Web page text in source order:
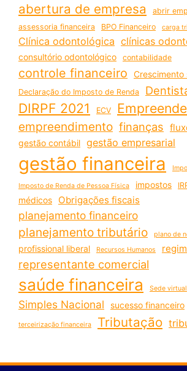
abertura de empresa
abrir
assessoria financeira
BPO Financeiro carga
Clínica odontológica clínicas
consultório odontológico contabilidade
controle financeiro Crescimento
Declaração do Imposto de Renda
DIRPF 2021 ECV
empreendimento finanças
gestão contábil gestão empresarial
gestão financeira
Imposto de Renda de Pessoa Física impostos
médicos
Obrigações fiscais
planejamento financeiro
planejamento tributário plano de
profissional liberal Recursos Humanos
representante comercial
saúde financeira Sede virtual
Simples Nacional sucesso financeiro
terceirização financeira Tributação